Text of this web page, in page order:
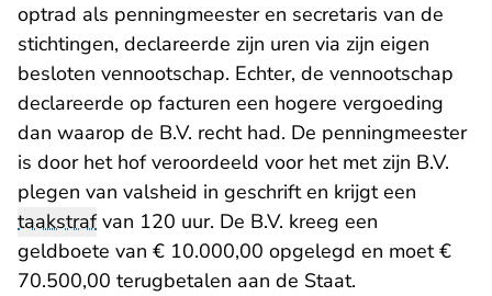
optrad als penningmeester en secretaris van de
stichtingen, declareerde zijn uren via zijn eigen
besloten vennootschap. Echter, de vennootschap
declareerde op facturen een hogere vergoeding
dan waarop de B.V. recht had. De penningmeester
is door het hof veroordeeld voor het met zijn B.V.
plegen van valsheid in geschrift en krijgt een
taakstrafvan 120 uur. De B.V. kreeg een
geldboete van € 10.000,00 opgelegd en moet €
70.500,00 terugbetalen aan de Staat.